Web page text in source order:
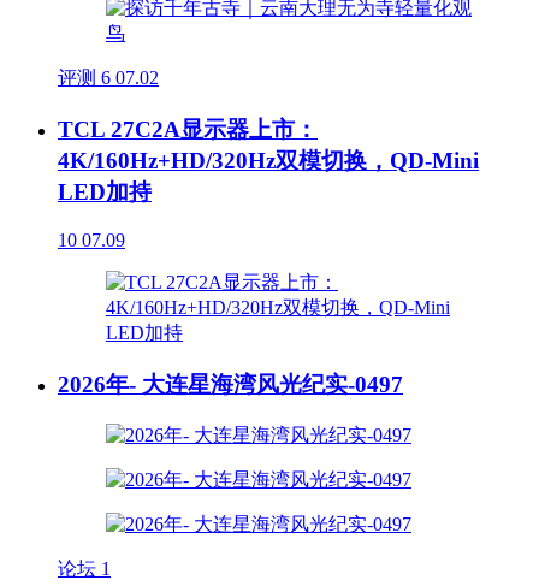
评测 6 07.02
TCL 27C2A显示器上市：
4K/160Hz+HD/320Hz双模切换，QD-Mini
LED加持
10 07.09
2026年- 大连星海湾风光纪实-0497
论坛 1